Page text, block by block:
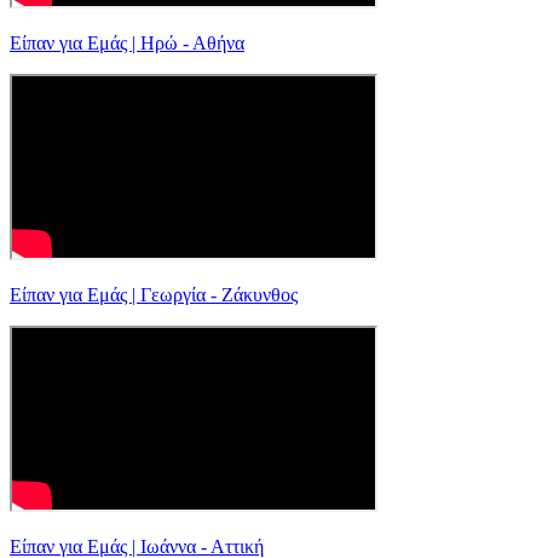
Είπαν για Εμάς | Ηρώ - Αθήνα
Είπαν για Εμάς | Γεωργία - Ζάκυνθος
Είπαν για Εμάς | Ιωάννα - Αττική